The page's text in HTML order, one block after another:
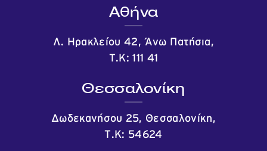
Αθήνα
Λ. Ηρακλείου 42, Άνω Πατήσια,
Τ.Κ: 111 41
Θεσσαλονίκη
Δωδεκανήσου 25, Θεσσαλονίκη,
Τ.Κ: 54624